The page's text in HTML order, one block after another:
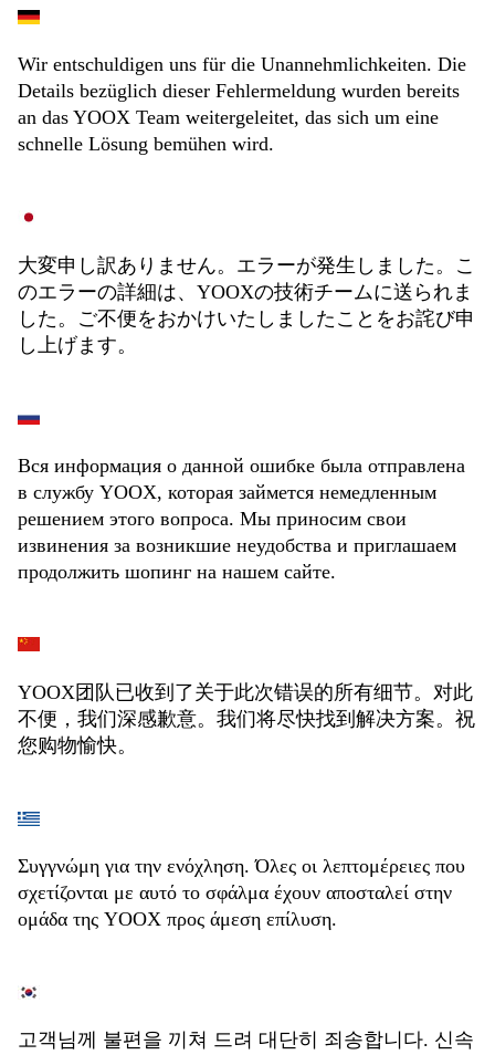
Wir entschuldigen uns für die Unannehmlichkeiten. Die
Details bezüglich dieser Fehlermeldung wurden bereits
an das YOOX Team weitergeleitet, das sich um eine
schnelle Lösung bemühen wird.
大変申し訳ありません。エラーが発生しました。こ
のエラーの詳細は、YOOXの技術チームに送られま
した。ご不便をおかけいたしましたことをお詫び申
し上げます。
Вся информация о данной ошибке была отправлена
в службу YOOX, которая займется немедленным
решением этого вопроса. Мы приносим свои
извинения за возникшие неудобства и приглашаем
продолжить шопинг на нашем сайте.
YOOX团队已收到了关于此次错误的所有细节。对此
不便，我们深感歉意。我们将尽快找到解决方案。祝
您购物愉快。
Συγγνώμη για την ενόχληση. Όλες οι λεπτομέρειες που
σχετίζονται με αυτό το σφάλμα έχουν αποσταλεί στην
ομάδα της YOOX προς άμεση επίλυση.
고객님께 불편을 끼쳐 드려 대단히 죄송합니다. 신속